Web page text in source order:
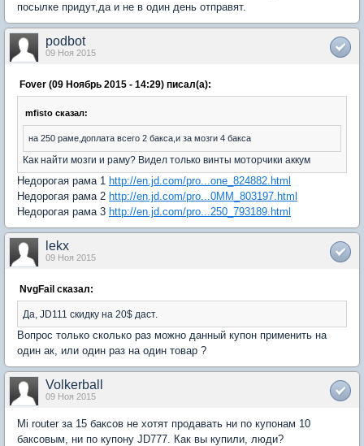
посылке придут,да и не в один день отправят.
podbot
09 Ноя 2015
Fover (09 Ноябрь 2015 - 14:29) писал(а):
mfisto сказал:
на 250 раме,доплата всего 2 бакса,и за мозги 4 бакса
Как найти мозги и раму? Видел только винты моторчики аккум
Недорогая рама 1 http://en.jd.com/pro...one_824882.html
Недорогая рама 2 http://en.jd.com/pro...0MM_803197.html
Недорогая рама 3 http://en.jd.com/pro...250_793189.html
lekx
09 Ноя 2015
NvgFail сказал:
Да, JD111 скидку на 20$ даст.
Вопрос только сколько раз можно данный купон применить на
один ак, или один раз на один товар ?
Volkerball
09 Ноя 2015
Mi router за 15 баксов не хотят продавать ни по купонам 10
баксовым, ни по купону JD777. Как вы купили, люди?